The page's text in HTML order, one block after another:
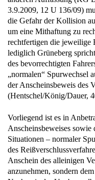
3.9.2009, 12 U 136/09)
die Gefahr der Kollision
um eine Mithaftung zu
rechtfertigen die jeweilige
lediglich Grüneberg
des bevorrechtigten
„normalen“ Spurwechsel
der Anscheinsbeweis des
(Hentschel/König/Dauer,
Vorliegend ist es in
Anscheinsbeweises sowie
Situationen – normaler
des
Anschein des alleinigen
anzunehmen, sondern